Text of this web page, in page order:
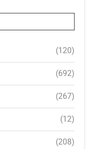
(120)
(692)
(267)
(12)
(208)